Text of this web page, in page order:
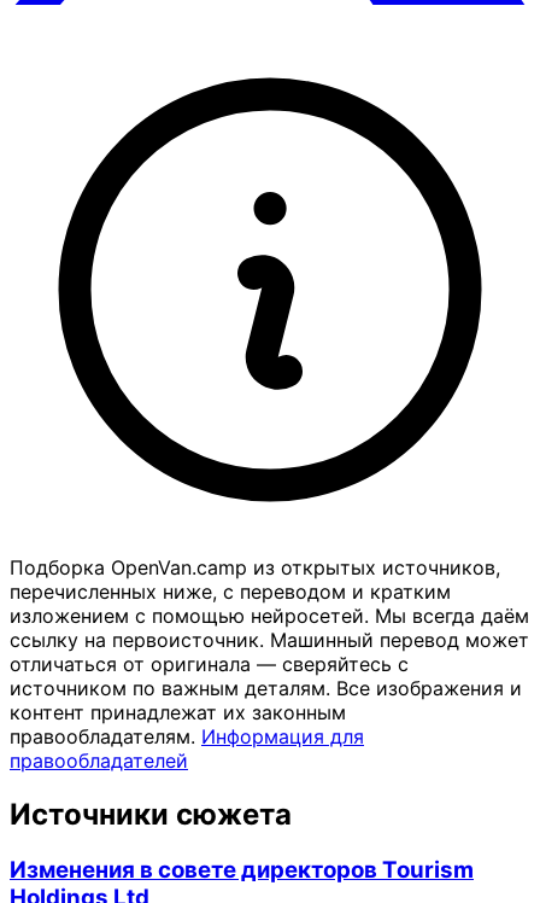
Подборка OpenVan.camp из открытых источников,
перечисленных ниже, с переводом и кратким
изложением с помощью нейросетей. Мы всегда даём
ссылку на первоисточник. Машинный перевод может
отличаться от оригинала — сверяйтесь с
источником по важным деталям. Все изображения и
контент принадлежат их законным
правообладателям. Информация для
правообладателей
Источники сюжета
Изменения в совете директоров Tourism